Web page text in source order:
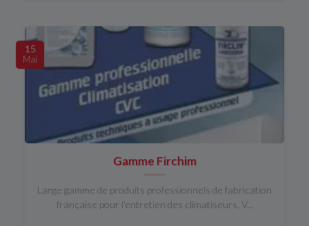
15
Mai
Gamme Firchim
Large gamme de produits professionnels de fabrication
française pour l'entretien des climatiseurs, V...